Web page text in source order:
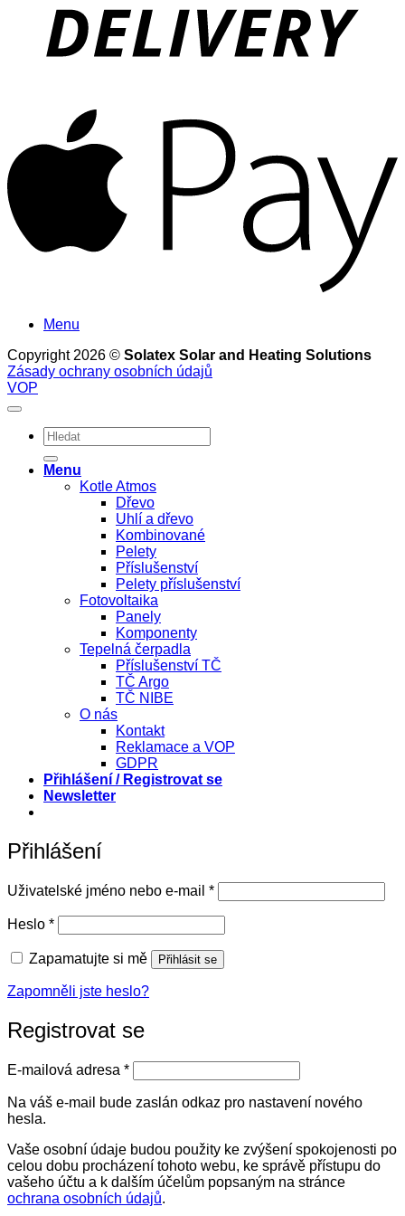
Menu
Copyright 2026 © Solatex Solar and Heating Solutions
Zásady ochrany osobních údajů
VOP
Hledat:
Menu
Kotle Atmos
Dřevo
Uhlí a dřevo
Kombinované
Pelety
Příslušenství
Pelety příslušenství
Fotovoltaika
Panely
Komponenty
Tepelná čerpadla
Příslušenství TČ
TČ Argo
TČ NIBE
O nás
Kontakt
Reklamace a VOP
GDPR
Přihlášení / Registrovat se
Newsletter
Přihlášení
Uživatelské jméno nebo e-mail *Povinné
Heslo *Povinné
Zapamatujte si mě Přihlásit se
Zapomněli jste heslo?
Registrovat se
E-mailová adresa *Povinné
Na váš e-mail bude zaslán odkaz pro nastavení nového
hesla.
Vaše osobní údaje budou použity ke zvýšení spokojenosti po
celou dobu procházení tohoto webu, ke správě přístupu do
vašeho účtu a k dalším účelům popsaným na stránce
ochrana osobních údajů.